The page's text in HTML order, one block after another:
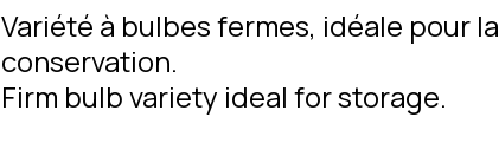
Variété à bulbes fermes, idéale pour la
conservation.
Firm bulb variety ideal for storage.